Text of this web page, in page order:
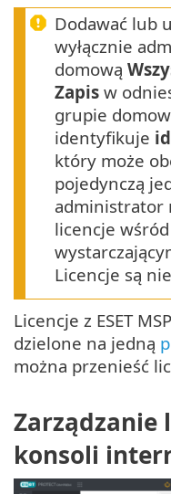
Dodawać lub
wyłącznie
domową
Zapis w
grupie
identyfikuje
który może
pojedynczą
administrator
licencje
Licencje są
Licencje z ESET
dzielone na jedną
można przenieść
Zarządzanie
konsoli